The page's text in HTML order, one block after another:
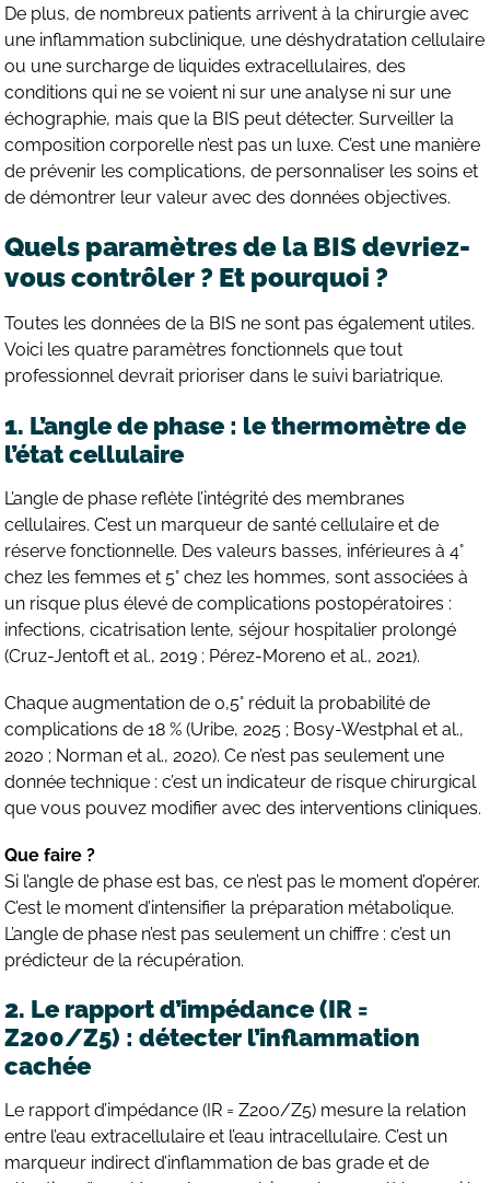
De plus, de nombreux patients arrivent à la chirurgie avec
une inflammation subclinique, une déshydratation cellulaire
ou une surcharge de liquides extracellulaires, des
conditions qui ne se voient ni sur une analyse ni sur une
échographie, mais que la BIS peut détecter. Surveiller la
composition corporelle n’est pas un luxe. C’est une manière
de prévenir les complications, de personnaliser les soins et
de démontrer leur valeur avec des données objectives.
Quels paramètres de la BIS devriez-
vous contrôler ? Et pourquoi ?
Toutes les données de la BIS ne sont pas également utiles.
Voici les quatre paramètres fonctionnels que tout
professionnel devrait prioriser dans le suivi bariatrique.
1. L’angle de phase : le thermomètre de
l’état cellulaire
L’angle de phase reflète l’intégrité des membranes
cellulaires. C’est un marqueur de santé cellulaire et de
réserve fonctionnelle. Des valeurs basses, inférieures à 4°
chez les femmes et 5° chez les hommes, sont associées à
un risque plus élevé de complications postopératoires :
infections, cicatrisation lente, séjour hospitalier prolongé
(Cruz-Jentoft et al., 2019 ; Pérez-Moreno et al., 2021).
Chaque augmentation de 0,5° réduit la probabilité de
complications de 18 % (Uribe, 2025 ; Bosy-Westphal et al.,
2020 ; Norman et al., 2020). Ce n’est pas seulement une
donnée technique : c’est un indicateur de risque chirurgical
que vous pouvez modifier avec des interventions cliniques.
Que faire ?
Si l’angle de phase est bas, ce n’est pas le moment d’opérer.
C’est le moment d’intensifier la préparation métabolique.
L’angle de phase n’est pas seulement un chiffre : c’est un
prédicteur de la récupération.
2. Le rapport d’impédance (IR =
Z200/Z5) : détecter l’inflammation
cachée
Le rapport d’impédance (IR = Z200/Z5) mesure la relation
entre l’eau extracellulaire et l’eau intracellulaire. C’est un
marqueur indirect d’inflammation de bas grade et de